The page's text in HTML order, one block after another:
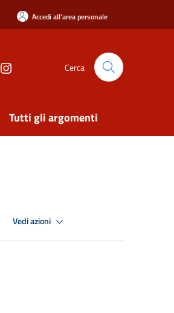
Accedi all'area personale
Cerca
Tutti gli argomenti
Vedi azioni